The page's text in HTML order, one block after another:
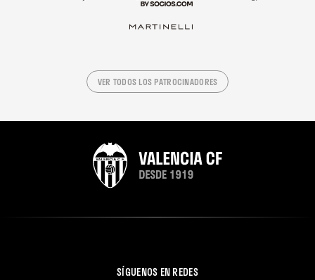
VER TODOS LOS PATROCINADORES
SÍGUENOS EN REDES